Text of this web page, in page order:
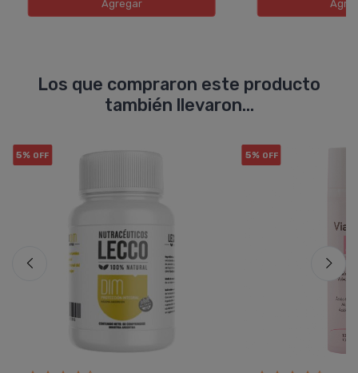
Agregar
Los que compraron este producto
también llevaron...
5% OFF 5% OFF